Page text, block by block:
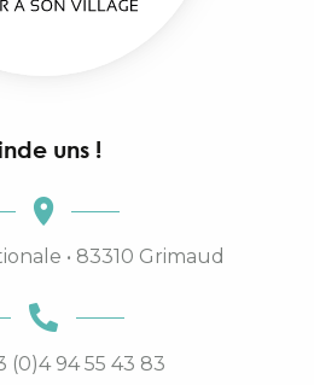
uns !
• 83310 Grimaud
(0)4 94 55 43 83